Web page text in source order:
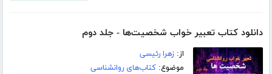
دانلود کتاب تعبیر خواب شخصیت‌ها - جلد دوم
از:زهرا رئیسی
موضوع:کتاب‌های روانشناسی